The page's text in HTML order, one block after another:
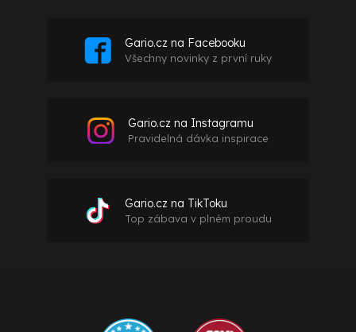
Gario.cz na Facebooku
Všechny novinky z první ruky
Gario.cz na Instagramu
Pravidelná dávka inspirace
Gario.cz na TikToku
Top zábava v plném proudu